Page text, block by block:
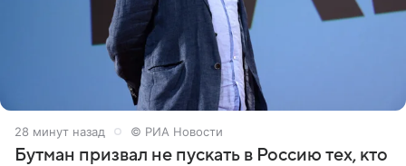
28 минут назад © РИА Новости
Бутман призвал не пускать в Россию тех, кто